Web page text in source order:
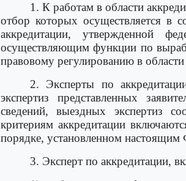
1. К работам в области
отбор которых осуществляется в
аккредитации, утвержденной
осуществляющим функции по
правовому регулированию в
2. Эксперты по
экспертиз представленных
сведений, выездных экспертиз
критериям аккредитации
порядке, установленном
3. Эксперт по аккредитации,